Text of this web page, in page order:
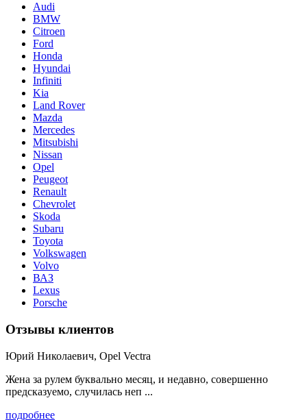
Audi
BMW
Citroen
Ford
Honda
Hyundai
Infiniti
Kia
Land Rover
Mazda
Mercedes
Mitsubishi
Nissan
Opel
Peugeot
Renault
Chevrolet
Skoda
Subaru
Toyota
Volkswagen
Volvo
ВАЗ
Lexus
Porsche
Отзывы клиентов
Юрий Николаевич, Opel Vectra
Жена за рулем буквально месяц, и недавно, совершенно
предсказуемо, случилась неп ...
подробнее